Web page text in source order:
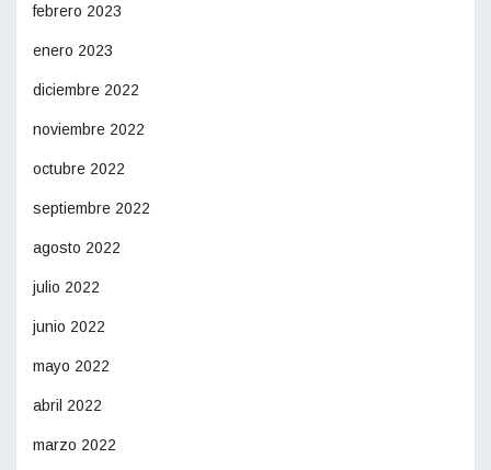
febrero 2023
enero 2023
diciembre 2022
noviembre 2022
octubre 2022
septiembre 2022
agosto 2022
julio 2022
junio 2022
mayo 2022
abril 2022
marzo 2022